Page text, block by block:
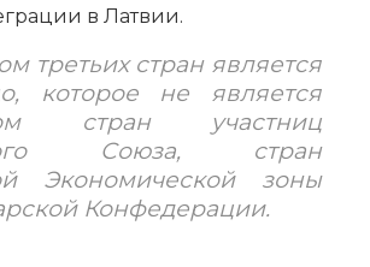
в Латвии.
третьих стран является
которое не является
стран участниц
Союза, стран
Экономической зоны
Конфедерации.